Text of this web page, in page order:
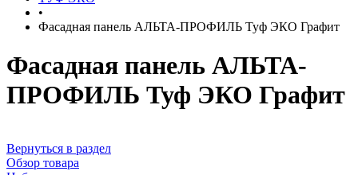
•
Фасадная панель АЛЬТА-ПРОФИЛЬ Туф ЭКО Графит
Фасадная панель АЛЬТА-
ПРОФИЛЬ Туф ЭКО Графит
Вернуться в раздел
Обзор товара